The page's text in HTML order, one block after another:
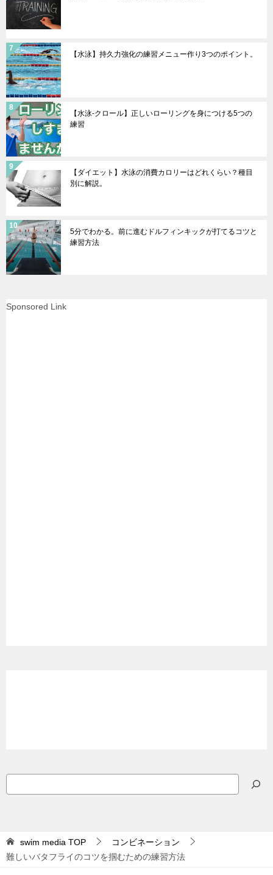
【水泳】持久力強化の練習メニュー作り3つのポイント。
【水泳-クロール】正しいローリングを身につける5つの
練習
【ダイエット】水泳の消費カロリーはどれくらい？種目
別に解説。
5分でわかる。前に進むドルフィンキックが打てるコツと
練習方法
Sponsored Link
索
swim media TOP
コンビネーション
難しいバタフライのコツを掴むための練習方法